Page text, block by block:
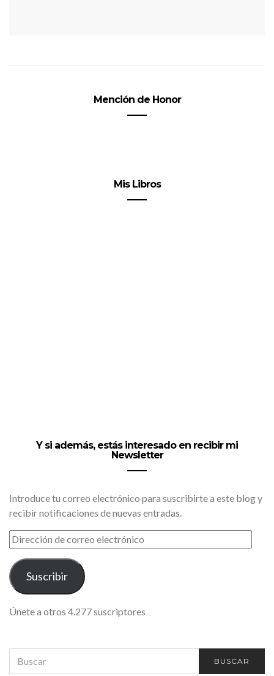
Mención de Honor
Mis Libros
Y si además, estás interesado en recibir mi
Newsletter
Introduce tu correo electrónico para suscribirte a este blog y
recibir notificaciones de nuevas entradas.
DIRECCIÓN
DE
CORREO
ELECTRÓNICO
Suscribir
Únete a otros 4.277 suscriptores
FOR:
BUSCAR